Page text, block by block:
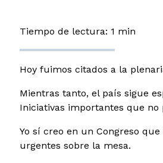
Tiempo de lectura: 1 min
Hoy fuimos citados a la
Mientras tanto, el país sigue
Iniciativas importantes que no
Yo sí creo en un Congreso
urgentes sobre la mesa.